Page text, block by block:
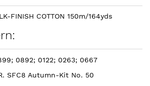
FINISH COTTON 150m/164yds
0892; 0122; 0263; 0667
SFC8 Autumn-Kit No. 50